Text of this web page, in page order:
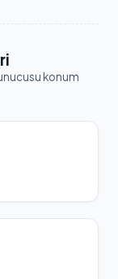
konum